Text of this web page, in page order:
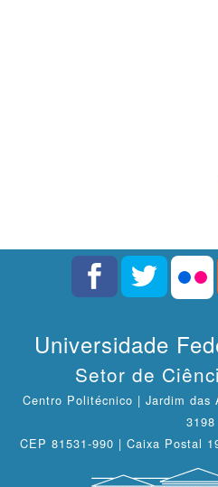
Universidade
Setor de
Centro Politécnico | Jardim das
3198
CEP 81531-990 | Caixa Postal